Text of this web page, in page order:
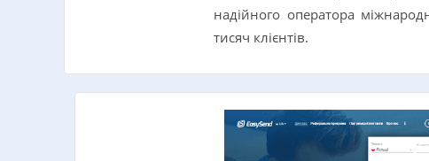
надійного оператора
тисяч клієнтів.